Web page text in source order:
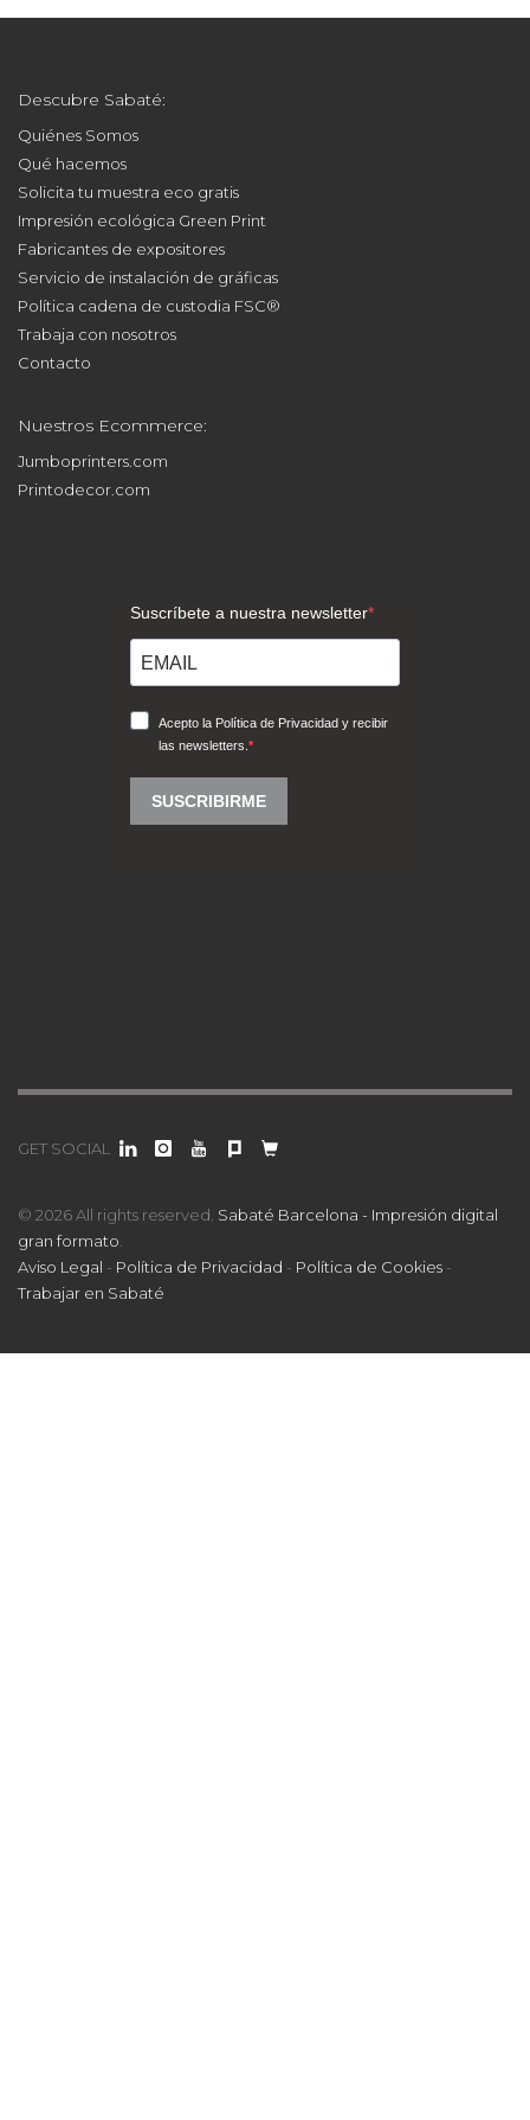
Descubre Sabaté:
Quiénes Somos
Qué hacemos
Solicita tu muestra eco gratis
Impresión ecológica Green Print
Fabricantes de expositores
Servicio de instalación de gráficas
Política cadena de custodia FSC®
Trabaja con nosotros
Contacto
Nuestros Ecommerce:
Jumboprinters.com
Printodecor.com
GET SOCIAL
© 2026 All rights reserved. Sabaté Barcelona - Impresión digital
gran formato
Aviso Legal - Política de Privacidad - Política de Cookies -
Trabajar en Sabaté